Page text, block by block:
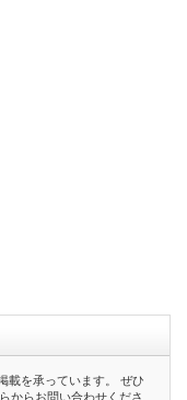
載を承っています。 ぜひ
からお問い合わせくださ